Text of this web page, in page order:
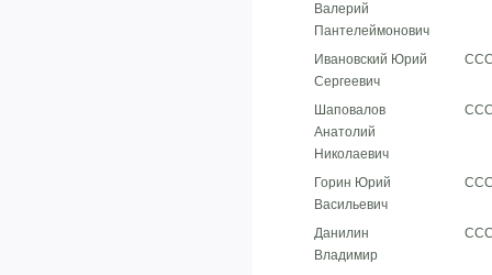
Валерий
Пантелеймонович
Ивановский Юрий
Сергеевич
Шаповалов
Анатолий
Николаевич
Горин Юрий
Васильевич
Данилин
Владимир